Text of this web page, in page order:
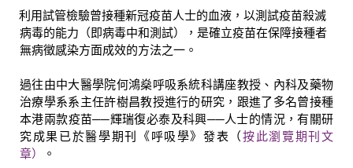
利用試管檢驗曾接種新冠疫苗人士的血液，以測試疫苗殺滅
病毒的能力（即病毒中和測試），是確立疫苗在保障接種者
無病徵感染方面成效的方法之一。
過往由中大醫學院何鴻燊呼吸系統科講座教授、內科及藥物
治療學系系主任許樹昌教授進行的研究，跟進了多名曾接種
本港兩款疫苗──輝瑞復必泰及科興──人士的情況，有關研
究成果已於醫學期刊《呼吸學》發表（按此瀏覽期刊文
章） 。